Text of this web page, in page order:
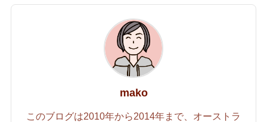
mako
このブログは2010年から2014年まで、オーストラ